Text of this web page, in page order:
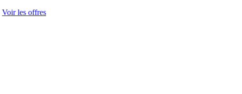
Voir les offres